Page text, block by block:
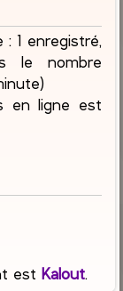
1 enregistré,
le nombre
en ligne est
estKalout.